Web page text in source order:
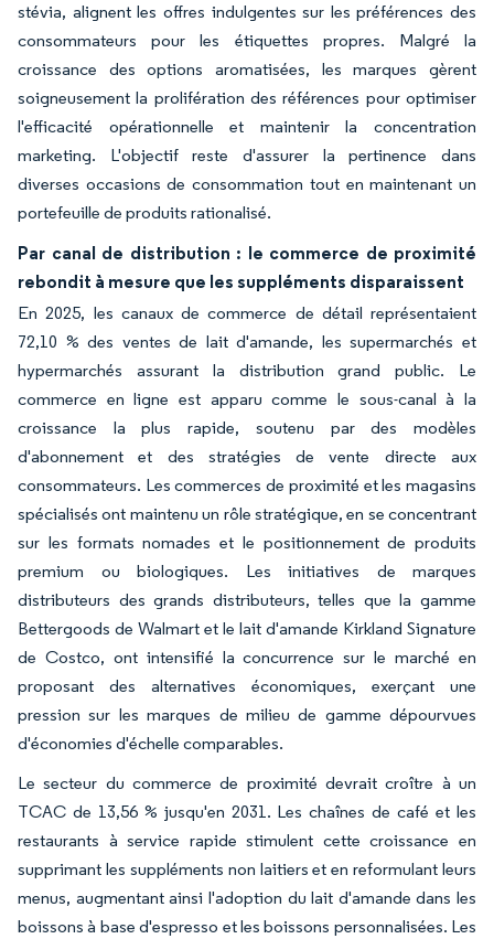
stévia, alignent les offres indulgentes sur les préférences des
consommateurs pour les étiquettes propres. Malgré la
croissance des options aromatisées, les marques gèrent
soigneusement la prolifération des références pour optimiser
l'efficacité opérationnelle et maintenir la concentration
marketing. L'objectif reste d'assurer la pertinence dans
diverses occasions de consommation tout en maintenant un
portefeuille de produits rationalisé.
Par canal de distribution : le commerce de proximité
rebondit à mesure que les suppléments disparaissent
En 2025, les canaux de commerce de détail représentaient
72,10 % des ventes de lait d'amande, les supermarchés et
hypermarchés assurant la distribution grand public. Le
commerce en ligne est apparu comme le sous-canal à la
croissance la plus rapide, soutenu par des modèles
d'abonnement et des stratégies de vente directe aux
consommateurs. Les commerces de proximité et les magasins
spécialisés ont maintenu un rôle stratégique, en se concentrant
sur les formats nomades et le positionnement de produits
premium ou biologiques. Les initiatives de marques
distributeurs des grands distributeurs, telles que la gamme
Bettergoods de Walmart et le lait d'amande Kirkland Signature
de Costco, ont intensifié la concurrence sur le marché en
proposant des alternatives économiques, exerçant une
pression sur les marques de milieu de gamme dépourvues
d'économies d'échelle comparables.
Le secteur du commerce de proximité devrait croître à un
TCAC de 13,56 % jusqu'en 2031. Les chaînes de café et les
restaurants à service rapide stimulent cette croissance en
supprimant les suppléments non laitiers et en reformulant leurs
menus, augmentant ainsi l'adoption du lait d'amande dans les
boissons à base d'espresso et les boissons personnalisées. Les